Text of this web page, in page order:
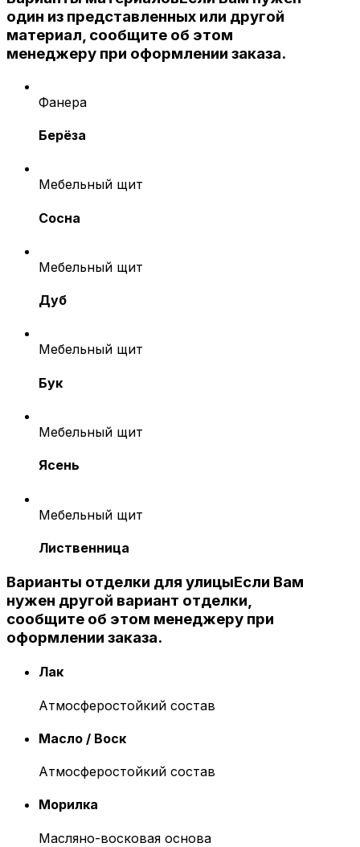
один из представленных или другой
материал, сообщите об этом
менеджеру при оформлении заказа.
Фанера
Берёза
Мебельный щит
Сосна
Мебельный щит
Дуб
Мебельный щит
Бук
Мебельный щит
Ясень
Мебельный щит
Лиственница
Варианты отделки для улицыЕсли Вам
нужен другой вариант отделки,
сообщите об этом менеджеру при
оформлении заказа.
Лак
Атмосферостойкий состав
Масло / Воск
Атмосферостойкий состав
Морилка
Масляно-восковая основа